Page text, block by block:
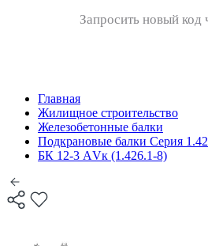
Запросить новый код
Главная
Жилищное строительство
Железобетонные балки
Подкрановые балки Серия
БК 12-3 АVк (1.426.1-8)